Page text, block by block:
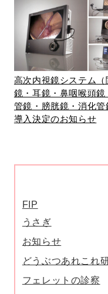
高次内視鏡システム（
鏡・耳鏡・鼻咽喉頭鏡
管鏡・膀胱鏡・消化管
導入決定のお知らせ
FIP
うさぎ
お知らせ
どうぶつあれこれ
フェレットの診察